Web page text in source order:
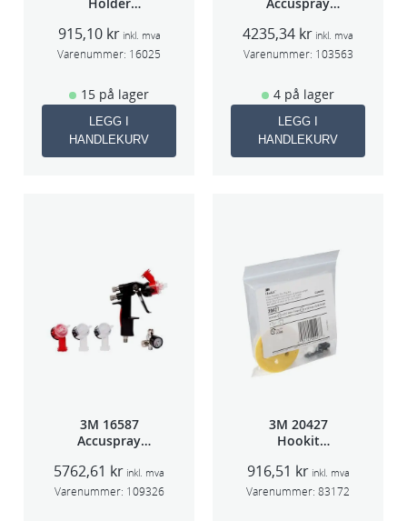
915,10 kr inkl. mva
Varenummer: 16025
15 på lager
LEGG I
HANDLEKURV
HG14
4235,34 kr inkl. mva
Varenummer: 103563
4 på lager
LEGG I
HANDLEKURV
3M 16587
Accuspray
HGP
5762,61 kr inkl. mva
Varenummer: 109326
3M 20427
Hookit
50663
916,51 kr inkl. mva
Varenummer: 83172